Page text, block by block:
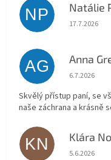
NP Natálie
Hodnocení
17.7.2026
AG Anna
Hodnocení
6.7.2026
Skvělý přístup paní, se
naše záchrana a krásně
KN Klára
Hodnocení
5.6.2026